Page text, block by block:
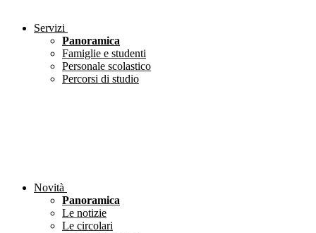
Servizi
Panoramica
Famiglie e studenti
Personale scolastico
Percorsi di studio
Novità
Panoramica
Le notizie
Le circolari